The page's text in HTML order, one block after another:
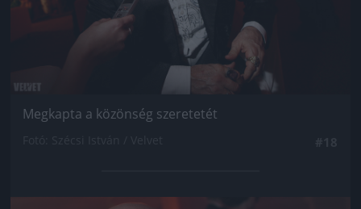
Megkapta a közönség szeretetét